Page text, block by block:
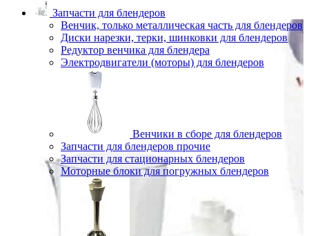
Запчасти для блендеров
Венчик, только металлическая часть для блендеров
Диски нарезки, терки, шинковки для блендеров
Редуктор венчика для блендера
Электродвигатели (моторы) для блендеров
Венчики в сборе для блендеров
Запчасти для блендеров прочие
Запчасти для стационарных блендеров
Моторные блоки для погружных блендеров